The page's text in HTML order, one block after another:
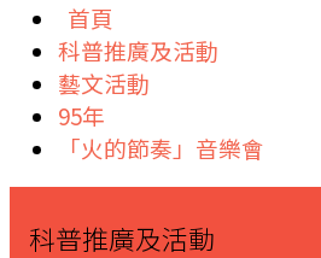
首頁
科普推廣及活動
藝文活動
95年
「火的節奏」音樂會
科普推廣及活動